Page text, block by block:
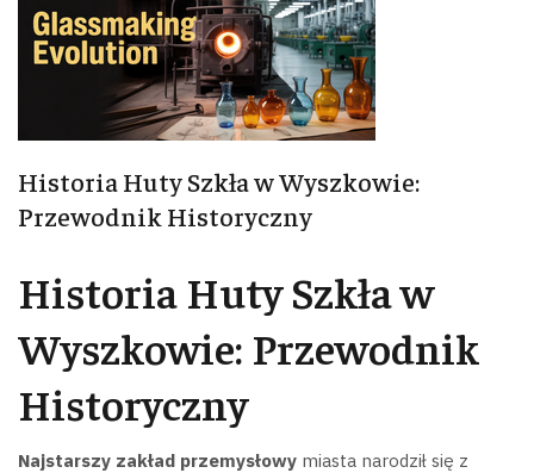
Historia Huty Szkła w Wyszkowie:
Przewodnik Historyczny
Historia Huty Szkła w
Wyszkowie: Przewodnik
Historyczny
Najstarszy zakład przemysłowy miasta narodził się z